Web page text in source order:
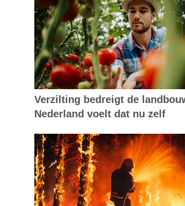
Verzilting bedreigt de
Nederland voelt dat nu zelf